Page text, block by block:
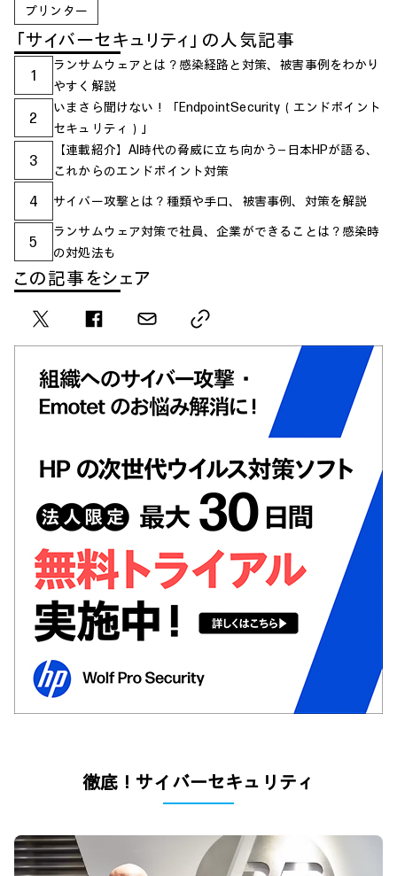
プリンター
「サイバーセキュリティ」の人気記事
1
ランサムウェアとは？感染経路と対策、被害事例をわかり
やすく解説
2
いまさら聞けない！「EndpointSecurity（エンドポイント
セキュリティ）」
3
【連載紹介】AI時代の脅威に立ち向かう―日本HPが語る、
これからのエンドポイント対策
4 サイバー攻撃とは？種類や手口、被害事例、対策を解説
5
ランサムウェア対策で社員、企業ができることは？感染時
の対処法も
この記事をシェア
徹底！サイバーセキュリティ